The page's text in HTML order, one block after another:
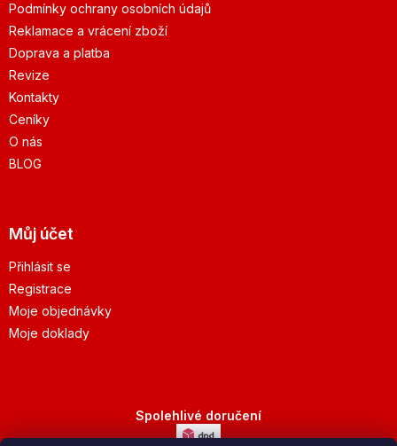
Podmínky ochrany osobních údajů
Reklamace a vrácení zboží
Doprava a platba
Revize
Kontakty
Ceníky
O nás
BLOG
Můj účet
Přihlásit se
Registrace
Moje objednávky
Moje doklady
Spolehlivé doručení